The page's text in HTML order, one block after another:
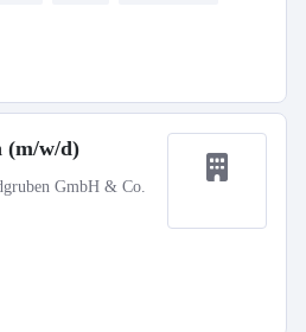
(m/w/d)
GmbH & Co.